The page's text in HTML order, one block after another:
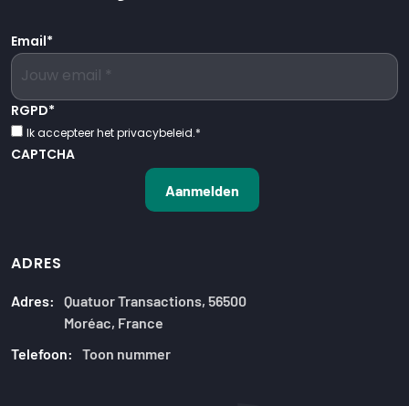
Email*
RGPD*
Ik accepteer het privacybeleid.*
CAPTCHA
ADRES
Adres: Quatuor Transactions, 56500
Moréac, France
Telefoon: Toon nummer